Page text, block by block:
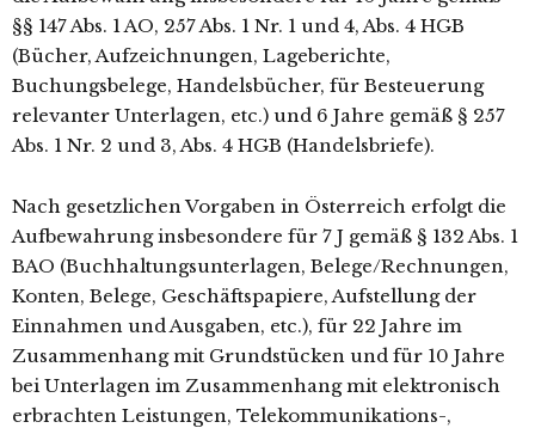
§§ 147 Abs. 1 AO, 257 Abs. 1 Nr. 1 und 4, Abs. 4 HGB
(Bücher, Aufzeichnungen, Lageberichte,
Buchungsbelege, Handelsbücher, für Besteuerung
relevanter Unterlagen, etc.) und 6 Jahre gemäß § 257
Abs. 1 Nr. 2 und 3, Abs. 4 HGB (Handelsbriefe).
Nach gesetzlichen Vorgaben in Österreich erfolgt die
Aufbewahrung insbesondere für 7 J gemäß § 132 Abs. 1
BAO (Buchhaltungsunterlagen, Belege/Rechnungen,
Konten, Belege, Geschäftspapiere, Aufstellung der
Einnahmen und Ausgaben, etc.), für 22 Jahre im
Zusammenhang mit Grundstücken und für 10 Jahre
bei Unterlagen im Zusammenhang mit elektronisch
erbrachten Leistungen, Telekommunikations-,